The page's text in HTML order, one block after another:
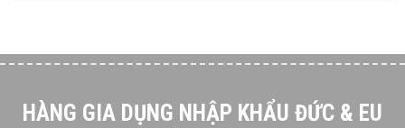
HÀNG GIA DỤNG NHẬP KHẨU ĐỨC & EU